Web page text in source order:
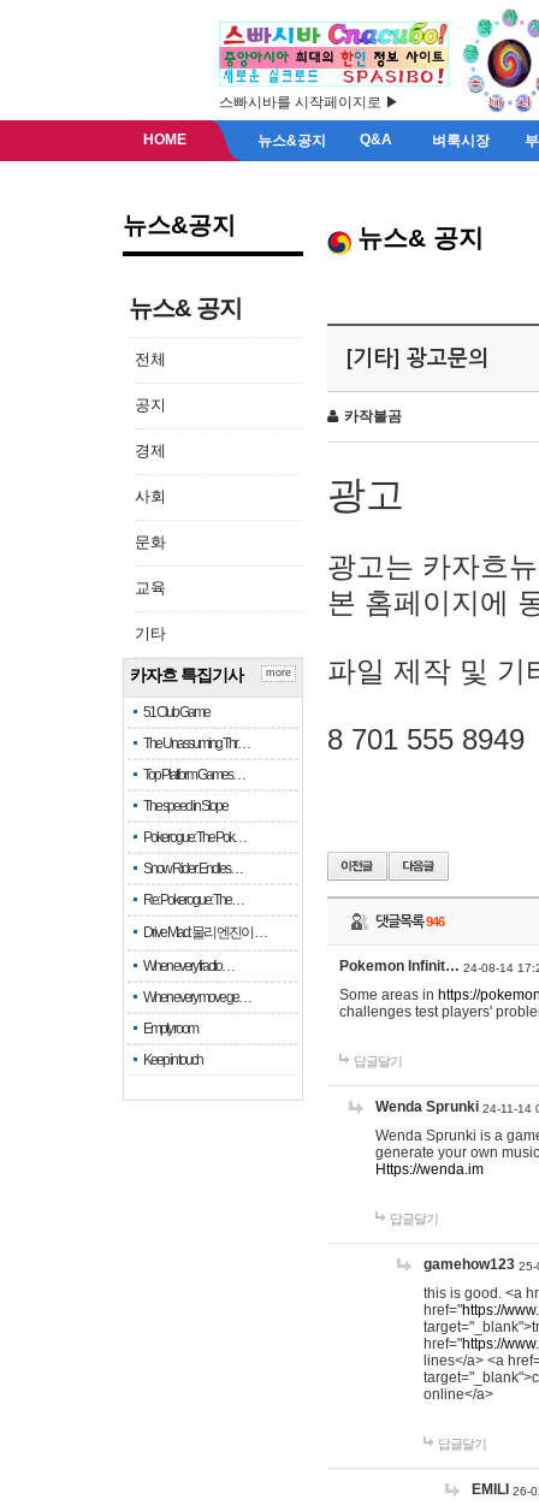
스빠시바를 시작페이지로 ▶
HOME 뉴스&공지 Q&A 벼룩시장
뉴스&공지
뉴스& 공지
전체
공지
경제
사회
문화
교육
기타
카자흐 특집기사
51 Club Game
The Unassuming Thr…
Top Platform Games…
The speed in Slope
Pokerogue: The Pok…
Snow Rider: Endles…
Re: Pokerogue: The…
Drive Mad: 물리 엔진이 …
When every fractio…
When every move ge…
Empty room
Keep in touch
more
뉴스& 공지
[기타] 광고문의
카작불곰
광고
광고는 카자흐
본 홈페이지에
파일 제작 및 기
8 701 555 8949
댓글목록946
Pokemon Infinit… 24-08-14
Some areas in https://
challenges test players'
답글달기
Wenda Sprunki 24-11-14
Wenda Sprunki is a
generate your own
Https://wenda.im
답글달기
gamehow123 25-
this is good. <a
href="https://
href="https://
lines</a> <a
online</a>
답글달기
EMILI 26-